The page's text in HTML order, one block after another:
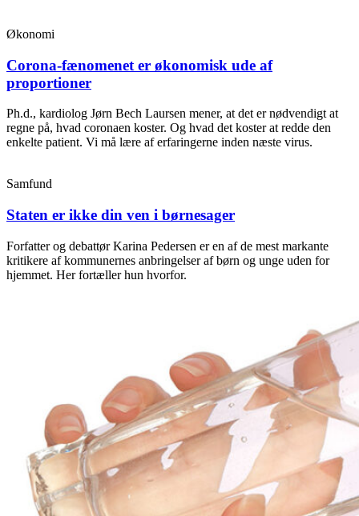
Økonomi
Corona-fænomenet er økonomisk ude af
proportioner
Ph.d., kardiolog Jørn Bech Laursen mener, at det er nødvendigt at
regne på, hvad coronaen koster. Og hvad det koster at redde den
enkelte patient. Vi må lære af erfaringerne inden næste virus.
Samfund
Staten er ikke din ven i børnesager
Forfatter og debattør Karina Pedersen er en af de mest markante
kritikere af kommunernes anbringelser af børn og unge uden for
hjemmet. Her fortæller hun hvorfor.